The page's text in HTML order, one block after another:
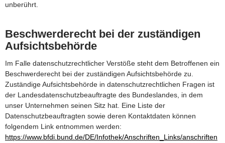
unberührt.
Beschwerderecht bei der zuständigen
Aufsichtsbehörde
Im Falle datenschutzrechtlicher Verstöße steht dem Betroffenen ein
Beschwerderecht bei der zuständigen Aufsichtsbehörde zu.
Zuständige Aufsichtsbehörde in datenschutzrechtlichen Fragen ist
der Landesdatenschutzbeauftragte des Bundeslandes, in dem
unser Unternehmen seinen Sitz hat. Eine Liste der
Datenschutzbeauftragten sowie deren Kontaktdaten können
folgendem Link entnommen werden:
https://www.bfdi.bund.de/DE/Infothek/Anschriften_Links/anschriften